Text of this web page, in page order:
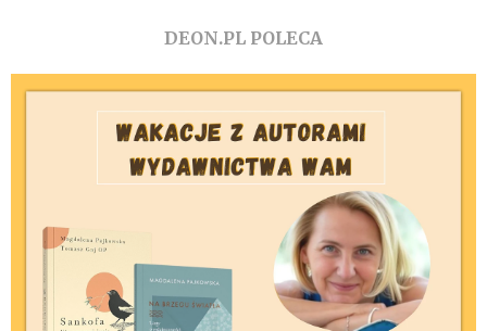
DEON.PL POLECA